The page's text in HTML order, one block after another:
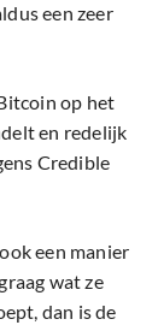
een zeer
op het
en redelijk
Credible
een manier
wat ze
dan is de